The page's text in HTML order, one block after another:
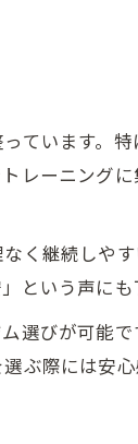
ています。
レーニング
く継続しや
いう声にも
選びが可能
ぶ際には安